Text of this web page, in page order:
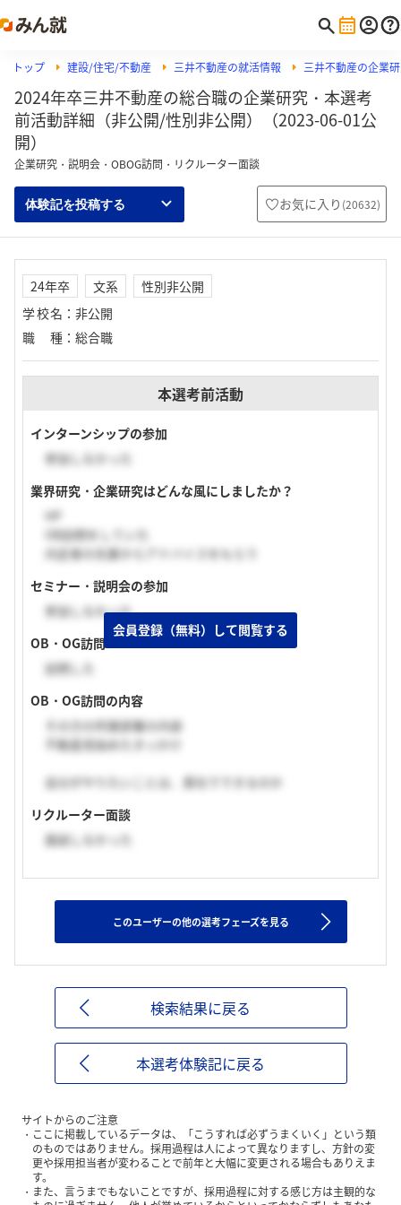
トップ 建設/住宅/不動産 三井不動産の就活情報 三井不動産の企業
2024年卒三井不動産の総合職の企業研究・本選考
前活動詳細（非公開/性別非公開）（2023-06-01公
開）
企業研究・説明会・OBOG訪問・リクルーター面談
体験記を投稿する お気に入り (20632)
24年卒 文系
性別非公開
学校名 ： 非公開
職種 ： 総合職
本選考前活動
インターンシップの参加
参加しなかった
業界研究・企業研究はどんな風にしましたか？
HP
OB訪問をしていた
内定者の先輩からアドバイスをもらう
セミナー・説明会の参加
参加しなかった
OB・OG訪問
訪問した
OB・OG訪問の内容
その方の所属部署の内容
不動産見始めたきっかけ
自分がやりたいことは、貴社でできるのか
リクルーター面談
面談しなかった
会員登録（無料）して閲覧する
このユーザーの他の選考フェーズを見る
検索結果に戻る
本選考体験記に戻る
サイトからのご注意
ここに掲載しているデータは、「こうすれば必ずうまくいく」という類
のものではありません。採用過程は人によって異なりますし、方針の変
更や採用担当者が変わることで前年と大幅に変更される場合もありえま
す。
また、言うまでもないことですが、採用過程に対する感じ方は主観的な